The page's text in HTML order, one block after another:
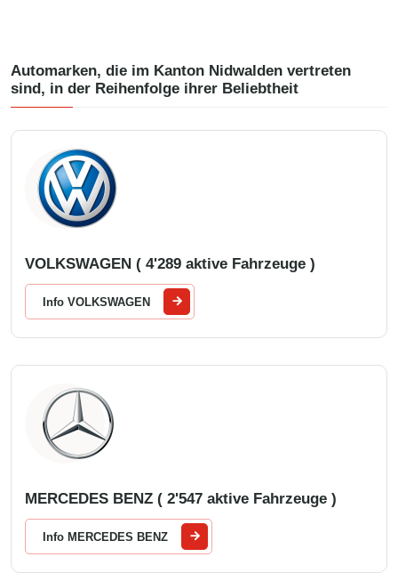
Automarken, die im Kanton Nidwalden vertreten
sind, in der Reihenfolge ihrer Beliebtheit
VOLKSWAGEN ( 4'289 aktive Fahrzeuge )
Info VOLKSWAGEN
MERCEDES BENZ ( 2'547 aktive Fahrzeuge )
Info MERCEDES BENZ